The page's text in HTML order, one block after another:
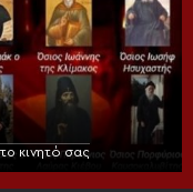
κινητό σας